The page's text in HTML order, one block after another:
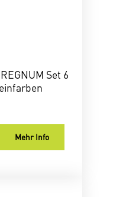
Set 6
Mehr Info